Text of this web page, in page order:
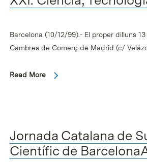
Barcelona (10/12/99).- El proper dilluns
Cambres de Comerç de Madrid (c/
Read More
Jornada Catalana de
Científic de